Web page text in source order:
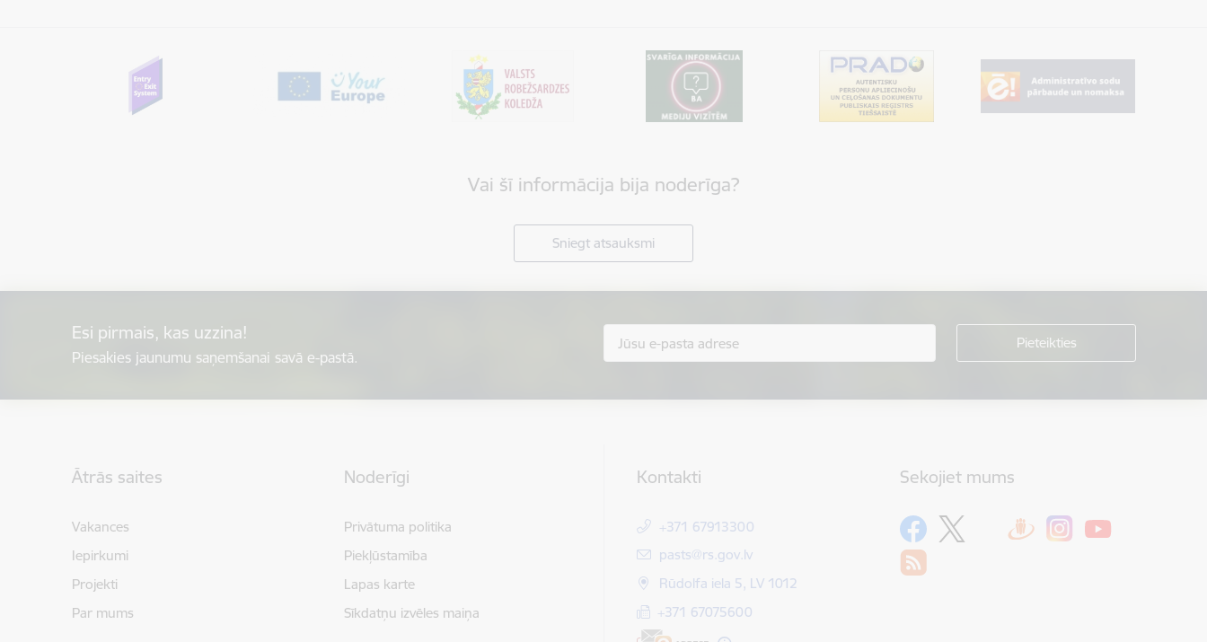
Vai šī informācija bija noderīga?
Sniegt atsauksmi
Esi pirmais, kas uzzina!
Piesakies jaunumu saņemšanai savā e-pastā.
Ātrās saites
Vakances
Iepirkumi
Projekti
Par mums
Noderīgi
Privātuma politika
Piekļūstamība
Lapas karte
Sīkdatņu izvēles maiņa
Kontakti
+371 67913300
E-pasts:
pasts@rs.gov.lv
Rūdolfa iela 5, LV 1012
+371 67075600
Sekojiet mums